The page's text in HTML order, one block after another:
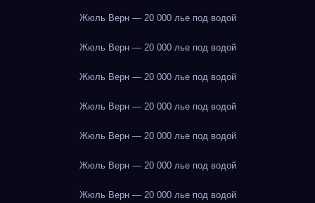
Жюль Верн — 20 000 лье под водой
Жюль Верн — 20 000 лье под водой
Жюль Верн — 20 000 лье под водой
Жюль Верн — 20 000 лье под водой
Жюль Верн — 20 000 лье под водой
Жюль Верн — 20 000 лье под водой
Жюль Верн — 20 000 лье под водой